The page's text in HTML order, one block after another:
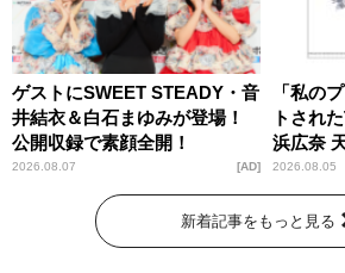
ゲストにSWEET STEADY・音
井結衣＆白石まゆみが登場！
公開収録で素顔全開！
2026.08.07 AD
「私の
トされ
浜広奈
ッズ発売
2026.08.05
新着記事をもっと見る